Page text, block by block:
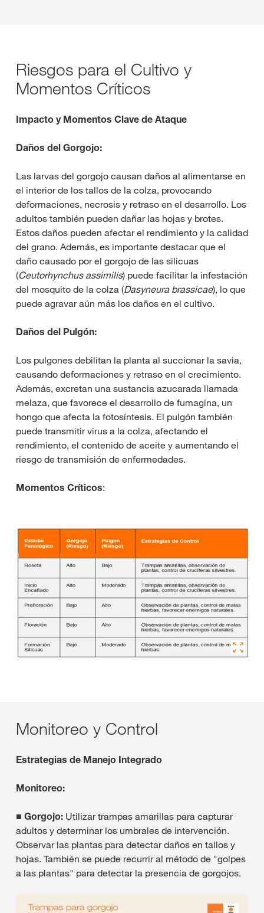
Riesgos para el Cultivo y
Momentos Críticos
Impacto y Momentos Clave de Ataque
Daños del Gorgojo:
Las larvas del gorgojo causan daños al alimentarse en
el interior de los tallos de la colza, provocando
deformaciones, necrosis y retraso en el desarrollo. Los
adultos también pueden dañar las hojas y brotes.
Estos daños pueden afectar el rendimiento y la calidad
del grano. Además, es importante destacar que el
daño causado por el gorgojo de las silicuas
(Ceutorhynchus assimilis) puede facilitar la infestación
del mosquito de la colza (Dasyneura brassicae), lo que
puede agravar aún más los daños en el cultivo.
Daños del Pulgón:
Los pulgones debilitan la planta al succionar la savia,
causando deformaciones y retraso en el crecimiento.
Además, excretan una sustancia azucarada llamada
melaza, que favorece el desarrollo de fumagina, un
hongo que afecta la fotosíntesis. El pulgón también
puede transmitir virus a la colza, afectando el
rendimiento, el contenido de aceite y aumentando el
riesgo de transmisión de enfermedades.
Momentos Críticos:
Monitoreo y Control
Estrategias de Manejo Integrado
Monitoreo:
■ Gorgojo: Utilizar trampas amarillas para capturar
adultos y determinar los umbrales de intervención.
Observar las plantas para detectar daños en tallos y
hojas. También se puede recurrir al método de "golpes
a las plantas" para detectar la presencia de gorgojos.